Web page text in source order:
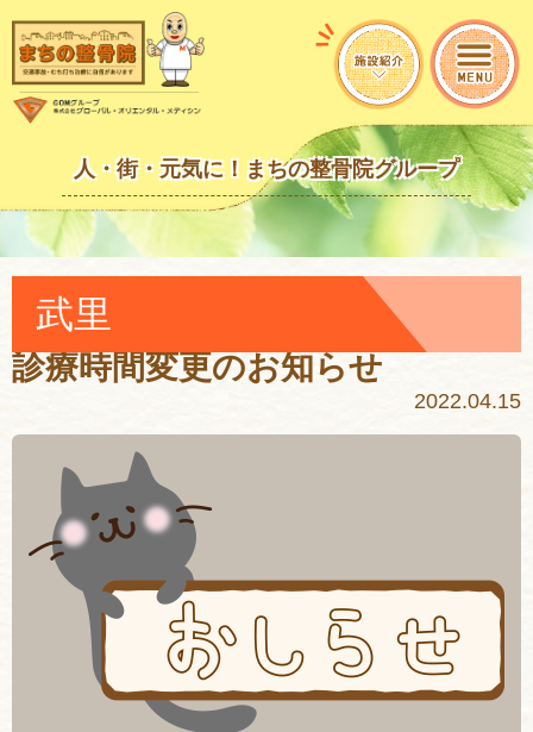
人・街・元気に！まちの整骨院グループ
武里
診療時間変更のお知らせ
2022.04.15